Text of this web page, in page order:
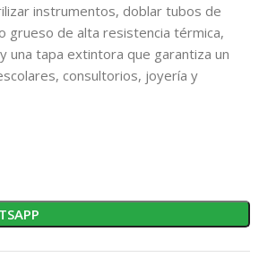
instrumentos, doblar tubos de
grueso de alta resistencia térmica,
una tapa extintora que garantiza un
consultorios, joyería y